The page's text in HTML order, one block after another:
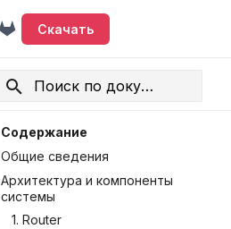
Скачать
Содержание
Общие сведения
Архитектура и компоненты
системы
1. Router